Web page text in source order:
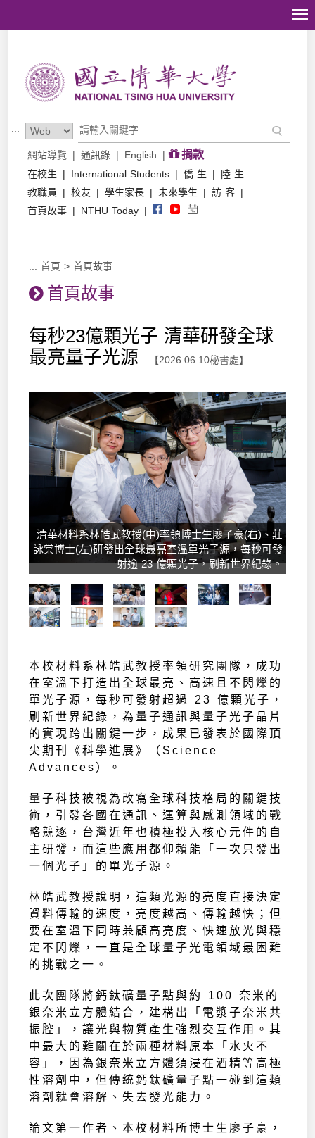
:::
網站導覽 | 通訊錄 | English | 捐款
在校生 | International Students | 僑 生 |
陸 生
教職員
| 校友 | 學生家長 | 未來學生 | 訪 客 |
首頁故事 | NTHU Today |
::: 首頁 >首頁故事
首頁故事
每秒23億顆光子 清華研發全球
最亮量子光源
【2026.06.10秘書處】
清華材料系林皓武教授(中)率領博士生廖子豪(右)、莊
詠棠博士(左)研發出全球最亮室溫單光子源，每秒可發
射逾 23 億顆光子，刷新世界紀錄。
本校材料系林皓武教授率領研究團隊，成功
在室溫下打造出全球最亮、高速且不閃爍的
單光子源，每秒可發射超過 23 億顆光子，
刷新世界紀錄，為量子通訊與量子光子晶片
的實現跨出關鍵一步，成果已發表於國際頂
尖期刊《科學進展》（Science
Advances）。
量子科技被視為改寫全球科技格局的關鍵技
術，引發各國在通訊、運算與感測領域的戰
略競逐，台灣近年也積極投入核心元件的自
主研發，而這些應用都仰賴能「一次只發出
一個光子」的單光子源。
林皓武教授說明，這類光源的亮度直接決定
資料傳輸的速度，亮度越高、傳輸越快；但
要在室溫下同時兼顧高亮度、快速放光與穩
定不閃爍，一直是全球量子光電領域最困難
的挑戰之一。
此次團隊將鈣鈦礦量子點與約 100 奈米的
銀奈米立方體結合，建構出「電漿子奈米共
振腔」，讓光與物質產生強烈交互作用。其
中最大的難關在於兩種材料原本「水火不
容」，因為銀奈米立方體須浸在酒精等高極
性溶劑中，但傳統鈣鈦礦量子點一碰到這類
溶劑就會溶解、失去發光能力。
論文第一作者、本校材料所博士生廖子豪，